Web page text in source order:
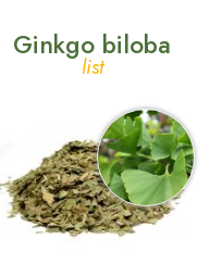
Ginkgo biloba
list